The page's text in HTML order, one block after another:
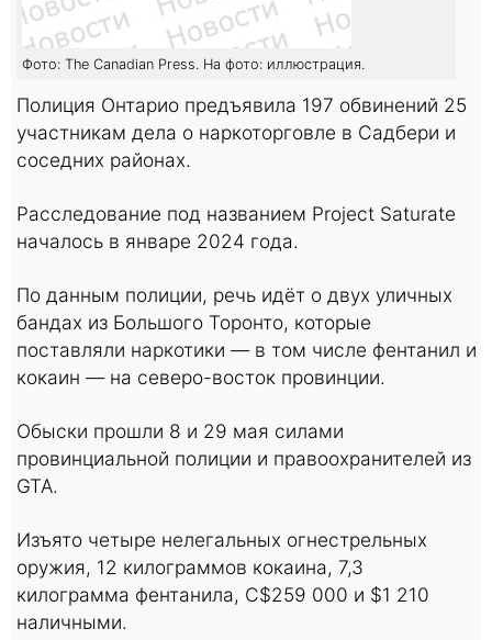
Фото: The Canadian Press. На фото: иллюстрация.
Полиция Онтарио предъявила 197 обвинений 25
участникам дела о наркоторговле в Садбери и
соседних районах.
Расследование под названием Project Saturate
началось в январе 2024 года.
По данным полиции, речь идёт о двух уличных
бандах из Большого Торонто, которые
поставляли наркотики — в том числе фентанил и
кокаин — на северо-восток провинции.
Обыски прошли 8 и 29 мая силами
провинциальной полиции и правоохранителей из
GTA.
Изъято четыре нелегальных огнестрельных
оружия, 12 килограммов кокаина, 7,3
килограмма фентанила, C$259 000 и $1 210
наличными.